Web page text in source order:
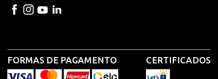
FORMAS DE PAGAMENTO CERTIFICADOS